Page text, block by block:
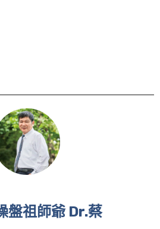
盤祖師爺 Dr.蔡